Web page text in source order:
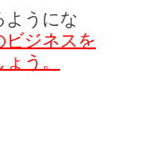
うにな
ジネスを
う。